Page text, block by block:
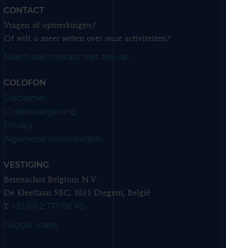
CONTACT
Vragen of opmerkingen?
Of wilt u meer weten over onze activiteiten?
Neem dan contact met ons op.
COLOFON
Disclaimer
Cookiewetgeving
Privacy
Algemene voorwaarden
VESTIGING
Berenschot Belgium N.V.
De Kleetlaan 5BC, 1831 Diegem, België
T +32 (0) 2 777 06 45
Google maps